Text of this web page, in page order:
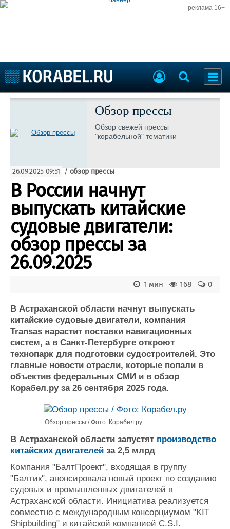
реклама 16+
Судостроение
Пресс-релизы
Образование
Яхты и катера
Еще
Судостроение
Новости
Компании
Репутация
Работа
Реклама
Торговая площадка
Продажа флота
Оборудование
Конференции
Выставки и семинары
Личности
Словарь
Флот
Галерея флота
Форум
Отзывы
Все службы
Обзор прессы
Обзор свежей прессы
"корабельной" тематики
26.09.2025 09:51 / обзор прессы
В России начнут
выпускать китайские
судовые двигатели:
обзор прессы за
26.09.2025
0
168
1 мин
В Астраханской области начнут выпускать
китайские судовые двигатели, компания
Transas нарастит поставки навигационных
систем, а в Санкт-Петербурге откроют
технопарк для подготовки судостроителей. Это
главные новости отрасли, которые попали в
объектив федеральных СМИ и в обзор
Корабел.ру за 26 сентября 2025 года.
Обзор прессы / Фото: Корабел.ру
В Астраханской области запустят производство
китайских двигателей за 2,5 млрд
Компания "БалтПроект", входящая в группу
"Балтик", анонсировала новый проект по созданию
судовых и промышленных двигателей в
Астраханской области. Инициатива реализуется
совместно с международным консорциумом "KIT
Shipbuilding" и китайской компанией C.S.I.